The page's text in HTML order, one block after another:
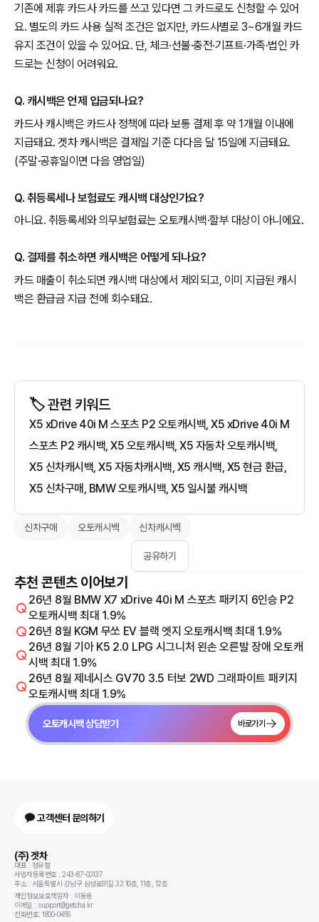
기존에 제휴 카드사 카드를 쓰고 있다면 그 카드로도 신청할 수 있어
요. 별도의 카드 사용 실적 조건은 없지만, 카드사별로 3~6개월 카드
유지 조건이 있을 수 있어요. 단, 체크·선불·충전·기프트·가족·법인 카
드로는 신청이 어려워요.
Q. 캐시백은 언제 입금되나요?
카드사 캐시백은 카드사 정책에 따라 보통 결제 후 약 1개월 이내에
지급돼요. 겟차 캐시백은 결제일 기준 다다음 달 15일에 지급돼요.
(주말·공휴일이면 다음 영업일)
Q. 취등록세나 보험료도 캐시백 대상인가요?
아니요. 취등록세와 의무보험료는 오토캐시백·할부 대상이 아니에요.
Q. 결제를 취소하면 캐시백은 어떻게 되나요?
카드 매출이 취소되면 캐시백 대상에서 제외되고, 이미 지급된 캐시
백은 환급금 지급 전에 회수돼요.
🏷️ 관련 키워드
X5 xDrive 40i M 스포츠 P2 오토캐시백, X5 xDrive 40i M
스포츠 P2 캐시백, X5 오토캐시백, X5 자동차 오토캐시백,
X5 신차캐시백, X5 자동차캐시백, X5 캐시백, X5 현금 환급,
X5 신차구매, BMW 오토캐시백, X5 일시불 캐시백
신차구매 오토캐시백 신차캐시백
공유하기
추천 콘텐츠 이어보기
26년 8월 BMW X7 xDrive 40i M 스포츠 패키지 6인승 P2
오토캐시백 최대 1.9%
26년 8월 KGM 무쏘 EV 블랙 엣지 오토캐시백 최대 1.9%
26년 8월 기아 K5 2.0 LPG 시그니처 왼손 오른발 장애 오토캐
시백 최대 1.9%
26년 8월 제네시스 GV70 3.5 터보 2WD 그래파이트 패키지
오토캐시백 최대 1.9%
오토캐시백 상담받기 바로가기
고객센터 문의하기
(주) 겟차
대표 : 정유철
사업자등록번호 : 243-87-00137
주소 : 서울특별시 강남구 삼성로91길 32 10층, 11층, 12층
개인정보보호책임자 : 이동용
이메일 : support@getcha.kr
전화번호: 1800-0456